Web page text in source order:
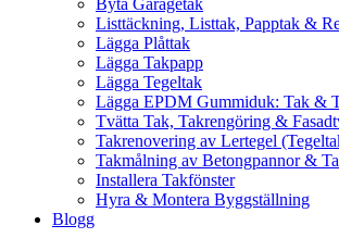
Byta Garagetak
Listtäckning, Listtak, Papptak &
Lägga Plåttak
Lägga Takpapp
Lägga Tegeltak
Lägga EPDM Gummiduk: Tak &
Tvätta Tak, Takrengöring &
Takrenovering av Lertegel
Takmålning av Betongpannor &
Installera Takfönster
Hyra & Montera Byggställning
Blogg